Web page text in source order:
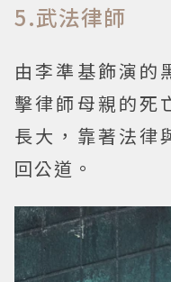
5.武法律師
由李準基飾演的
擊律師母親的死
長大，靠著法律
回公道。